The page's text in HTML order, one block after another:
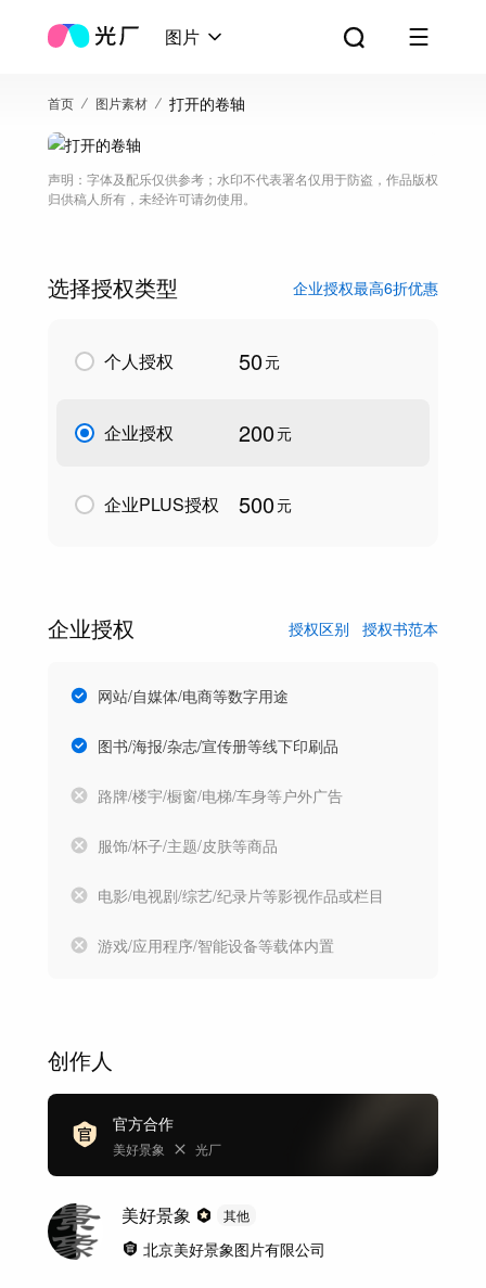
图片
首页 图片素材 打开的卷轴
声明：字体及配乐仅供参考；水印不代表署名仅用于防盗，作品版权
归供稿人所有，未经许可请勿使用。
选择授权类型 企业授权最高6折优惠
个人授权 50元
企业授权 200 元
企业PLUS授权 500元
企业授权 授权区别 授权书范本
网站/自媒体/电商等数字用途
图书/海报/杂志/宣传册等线下印刷品
路牌/楼宇/橱窗/电梯/车身等户外广告
服饰/杯子/主题/皮肤等商品
电影/电视剧/综艺/纪录片等影视作品或栏目
游戏/应用程序/智能设备等载体内置
创作人
官方合作
美好景象 光厂
美好景象 其他
北京美好景象图片有限公司